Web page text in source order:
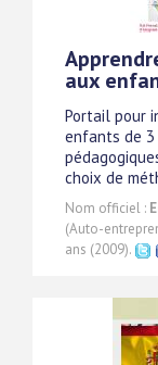
aux
Portail pour
enfants de 3
choix de
Nom officiel :
(Auto-
ans (2009).